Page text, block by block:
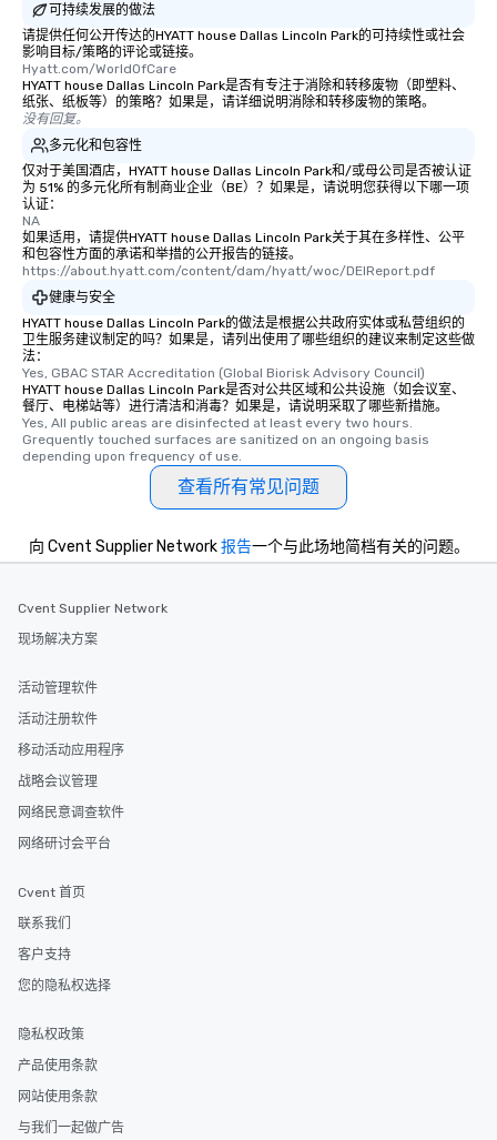
可持续发展的做法
请提供任何公开传达的HYATT house Dallas Lincoln Park的可持续性或社会
影响目标/策略的评论或链接。
Hyatt.com/WorldOfCare
HYATT house Dallas Lincoln Park是否有专注于消除和转移废物（即塑料、
纸张、纸板等）的策略？如果是，请详细说明消除和转移废物的策略。
没有回复。
多元化和包容性
仅对于美国酒店，HYATT house Dallas Lincoln Park和/或母公司是否被认证
为 51% 的多元化所有制商业企业（BE）？如果是，请说明您获得以下哪一项
认证：
NA
如果适用，请提供HYATT house Dallas Lincoln Park关于其在多样性、公平
和包容性方面的承诺和举措的公开报告的链接。
https://about.hyatt.com/content/dam/hyatt/woc/DEIReport.pdf
健康与安全
HYATT house Dallas Lincoln Park的做法是根据公共政府实体或私营组织的
卫生服务建议制定的吗？如果是，请列出使用了哪些组织的建议来制定这些做
法：
Yes, GBAC STAR Accreditation (Global Biorisk Advisory Council)
HYATT house Dallas Lincoln Park是否对公共区域和公共设施（如会议室、
餐厅、电梯站等）进行清洁和消毒？如果是，请说明采取了哪些新措施。
Yes, All public areas are disinfected at least every two hours.
Grequently touched surfaces are sanitized on an ongoing basis
depending upon frequency of use.
查看所有常见问题
向 Cvent Supplier Network报告一个与此场地简档有关的问题。
Cvent Supplier Network
现场解决方案
活动管理软件
活动注册软件
移动活动应用程序
战略会议管理
网络民意调查软件
网络研讨会平台
Cvent 首页
联系我们
客户支持
您的隐私权选择
隐私权政策
产品使用条款
网站使用条款
与我们一起做广告